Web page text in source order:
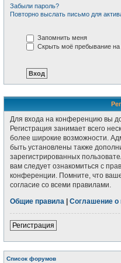
Забыли пароль?
Повторно выслать письмо для
Запомнить меня
Скрыть моё пребывание на
Для входа на конференцию вы
Регистрация занимает всего
более широкие возможности.
быть установлены также
зарегистрированных
вам следует ознакомиться с
конференции. Помните, что
согласие со всеми правилами.
Общие правила
Соглашение о
Регистрация
Список форумов